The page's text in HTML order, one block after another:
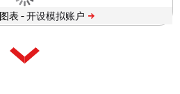
表 -